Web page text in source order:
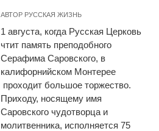
АВТОР РУССКАЯ ЖИЗНЬ
1 августа, когда Русская Церковь
чтит память преподобного
Серафима Саровского, в
калифорнийском Монтерее
проходит большое торжество.
Приходу, носящему имя
Саровского чудотворца и
молитвенника, исполняется 75